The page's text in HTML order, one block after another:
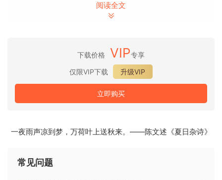
每个轮廓都以多种速度（3 种不同的节奏）和形状（4 种不同的
动态形状）录制，以保留各个部分现场表演的上下文性以及整
个系列的一致性。 Kontakt 会根据主机音序器的节奏自动选择
适的节奏，需要录制这些节奏才能获得最佳效果。
库中的“Normale Espressivo”补丁是一个例外，它们仅以非常
阅读全文
下载价格 VIP专享
仅限VIP下载
升级VIP
立即购买
一夜雨声凉到梦，万荷叶上送秋来。——陈文述《夏日杂诗》
常见问题